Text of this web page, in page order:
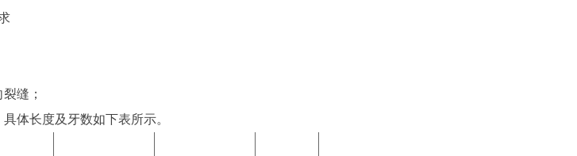
缝；
体长度及牙数如下表所示。